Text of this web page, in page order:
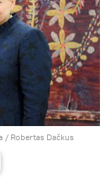
/ Robertas Dačkus